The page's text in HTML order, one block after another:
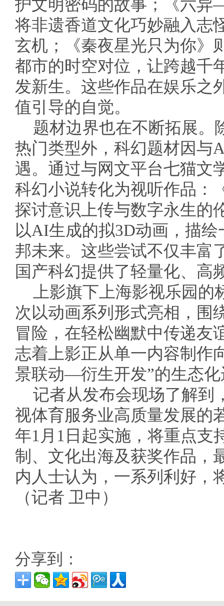
护文明密码的故事；《六
将非遗香道文化巧妙融入志
玄机；《秦夜星光只为你》
都市的时空对位，让跨越千
发新生。这些作品在娱乐之
值引导的自觉。
题材边界也在不断拓展。
热门类型外，科幻题材因与
遇。通过与网文平台七猫文
科幻小说转化为视听作品：
探讨意识上传与数字永生的
以AI生成的拟3D动画，描
邦未来。这些尝试不仅丰富
国产科幻提供了轻量化、高
上影旗下上海影视乐园
次以动画系列形式亮相，围
冒险，在轻松幽默中传递友
志着上影正从单一内容制
景联动—衍生开发”的生态
记者从发布会现场了解到
视体育服务业高质量发展的
年1月1日起实施，将重点支
制、文化出海及获奖作品，
内人士认为，一系列利好，
（记者 卫中）
分享到：